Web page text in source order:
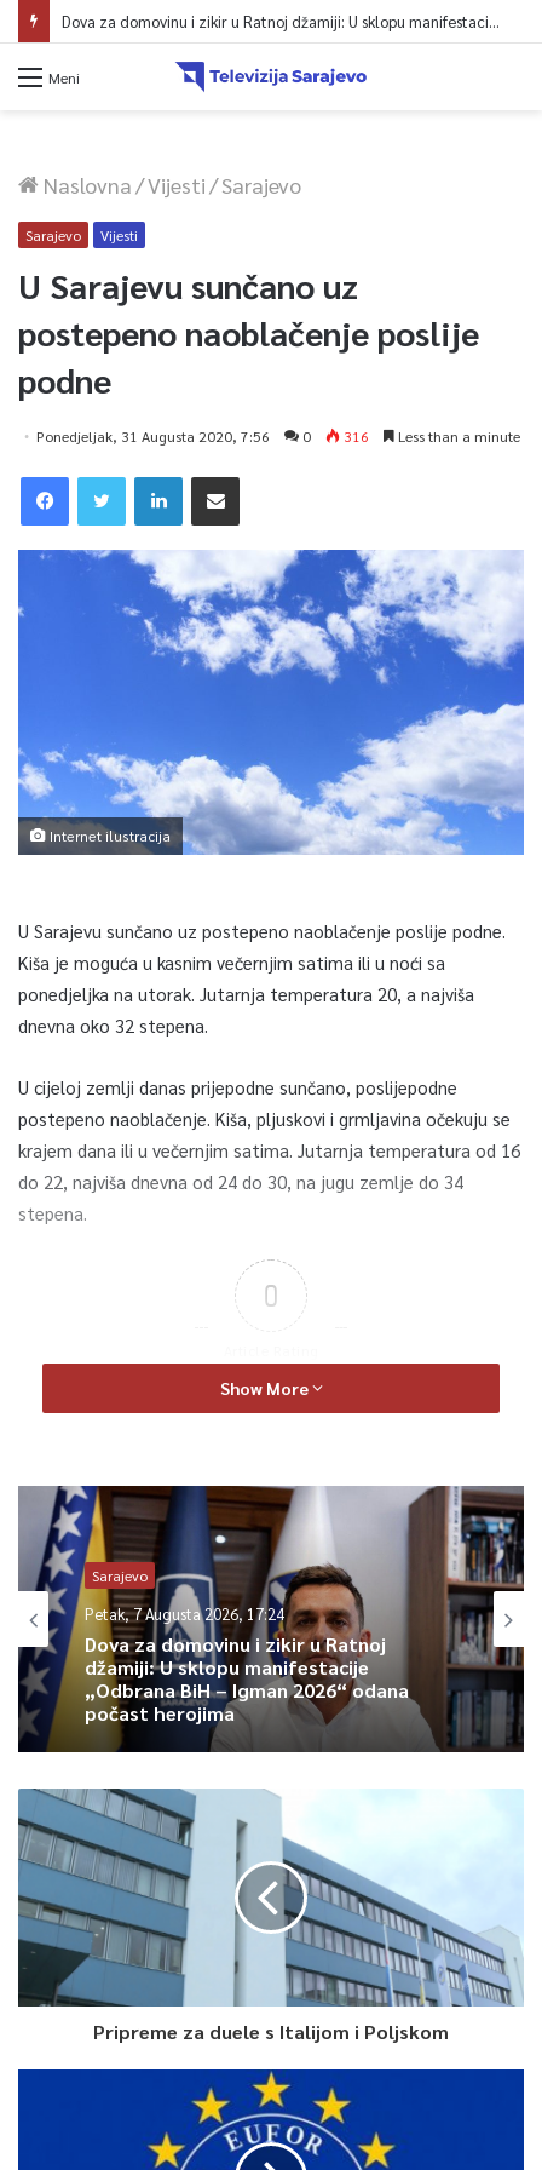
Dova za domovinu i zikir u Ratnoj džamiji: U sklopu manifestacije „Odbrana BiH – Igman 2026“ odana počast herojima
Meni
Naslovna/Vijesti/Sarajevo
Sarajevo Vijesti
U Sarajevu sunčano uz
postepeno naoblačenje poslije
podne
Ponedjeljak, 31 Augusta 2020, 7:56 0 316 Less than a minute
Internet ilustracija
U Sarajevu sunčano uz postepeno naoblačenje poslije podne.
Kiša je moguća u kasnim večernjim satima ili u noći sa
ponedjeljka na utorak. Jutarnja temperatura 20, a najviša
dnevna oko 32 stepena.
U cijeloj zemlji danas prijepodne sunčano, poslijepodne
postepeno naoblačenje. Kiša, pljuskovi i grmljavina očekuju se
krajem dana ili u večernjim satima. Jutarnja temperatura od 16
do 22, najviša dnevna od 24 do 30, na jugu zemlje do 34
stepena.
0
Show More
Sarajevo
Petak, 7 Augusta 2026, 17:24
Dova za domovinu i zikir u Ratnoj
džamiji: U sklopu manifestacije
„Odbrana BiH – Igman 2026“ odana
počast herojima
Pripreme za duele s Italijom i Poljskom